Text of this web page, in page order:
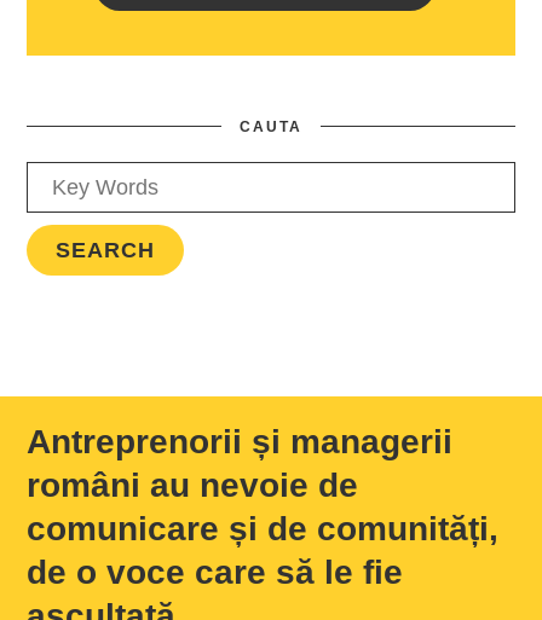
CAUTA
Antreprenorii și managerii
români au nevoie de
comunicare și de comunități,
de o voce care să le fie